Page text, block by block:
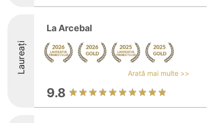
Laureați
La Arcebal
Arată mai multe >>
9.8